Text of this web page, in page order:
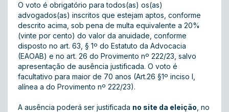
O voto é obrigatório para todos(as) os(as)
advogados(as) inscritos que estejam aptos, conforme
descrito acima, sob pena de multa equivalente a 20%
(vinte por cento) do valor da anuidade, conforme
disposto no art. 63, § 1º do Estatuto da Advocacia
(EAOAB) e no art. 26 do Provimento nº 222/23, salvo
apresentação de ausência justificada. O voto é
facultativo para maior de 70 anos (Art.26 §1º inciso I,
alínea a do Provimento nº 222/23).
A ausência poderá ser justificada no site da eleição , no